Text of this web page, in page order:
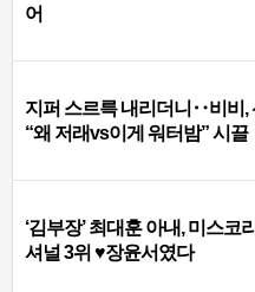
어
지퍼 스르륵 내리더니‥비비,
“왜 저래vs이게 워터밤” 시끌
‘김부장’ 최대훈 아내, 미스코
셔널 3위 ♥장윤서였다